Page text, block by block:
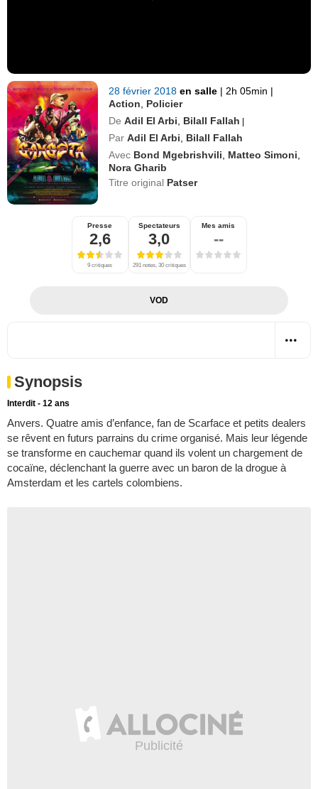
28 février 2018en salle | 2h 05min |
Action
Policier
De Adil El Arbi Bilall Fallah |
Par Adil El Arbi
Bilall Fallah
Avec Bond Mgebrishvili Matteo Simoni
Nora Gharib
Titre original Patser
Presse
2,6
9 critiques
Spectateurs
3,0
291 notes, 30 critiques
Mes amis
--
VOD
Synopsis
Interdit - 12 ans
Anvers. Quatre amis d’enfance, fan de Scarface et petits dealers
se rêvent en futurs parrains du crime organisé. Mais leur légende
se transforme en cauchemar quand ils volent un chargement de
cocaïne, déclenchant la guerre avec un baron de la drogue à
Amsterdam et les cartels colombiens.